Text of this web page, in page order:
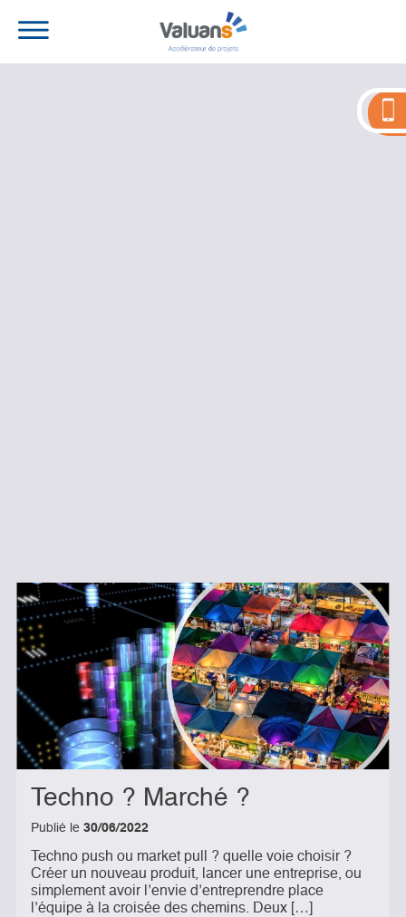
Techno ? Marché ?
Publié le 30/06/2022
Techno push ou market pull ? quelle voie choisir ?
Créer un nouveau produit, lancer une entreprise, ou
simplement avoir l’envie d’entreprendre place
l’équipe à la croisée des chemins. Deux […]